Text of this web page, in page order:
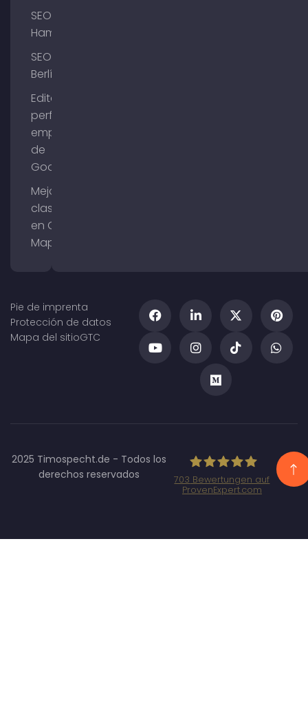
SEO
Hamburgo
SEO
Berlín
Editar el
perfil de
empresa
de
Google
Mejorar la
clasificación
en Google
Maps
Pie de imprenta
Protección de datos
Mapa del sitioGTC
2025 Timospecht.de - Todos los
derechos reservados
Marketing
703 Bewertungen auf
ProvenExpert.com